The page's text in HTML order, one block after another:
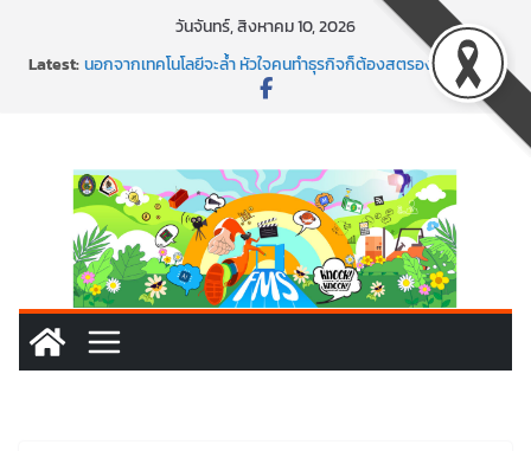
วันจันทร์, สิงหาคม 10, 2026
Latest:นอกจากเทคโนโลยีจะล้ำ หัวใจคนทำธุรกิจก็ต้องสตรอง!
พร้อมลุยแล้ว! ปักหมุดโรดแมป AI อัปสกิลธุรกิจให้พุ่งทะยาน
มรภ.เลย ได้สกิลทันสมัยแบบจัดเต็ม